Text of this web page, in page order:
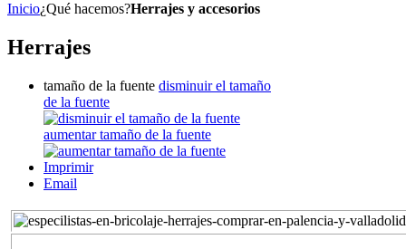
Inicio¿Qué hacemos?Herrajes y accesorios
Herrajes
tamaño de la fuente disminuir el tamaño
de la fuente
aumentar tamaño de la fuente
Imprimir
Email